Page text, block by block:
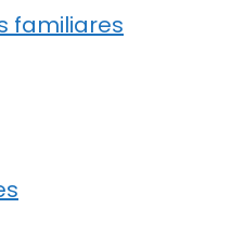
familiares